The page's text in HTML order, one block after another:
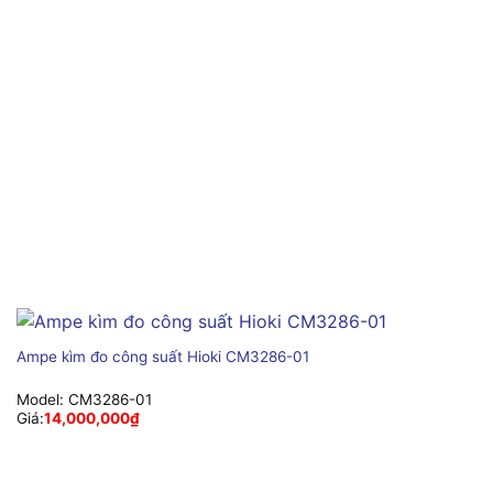
Ampe kìm đo công suất Hioki CM3286-01
Model: CM3286-01
Giá:14,000,000₫